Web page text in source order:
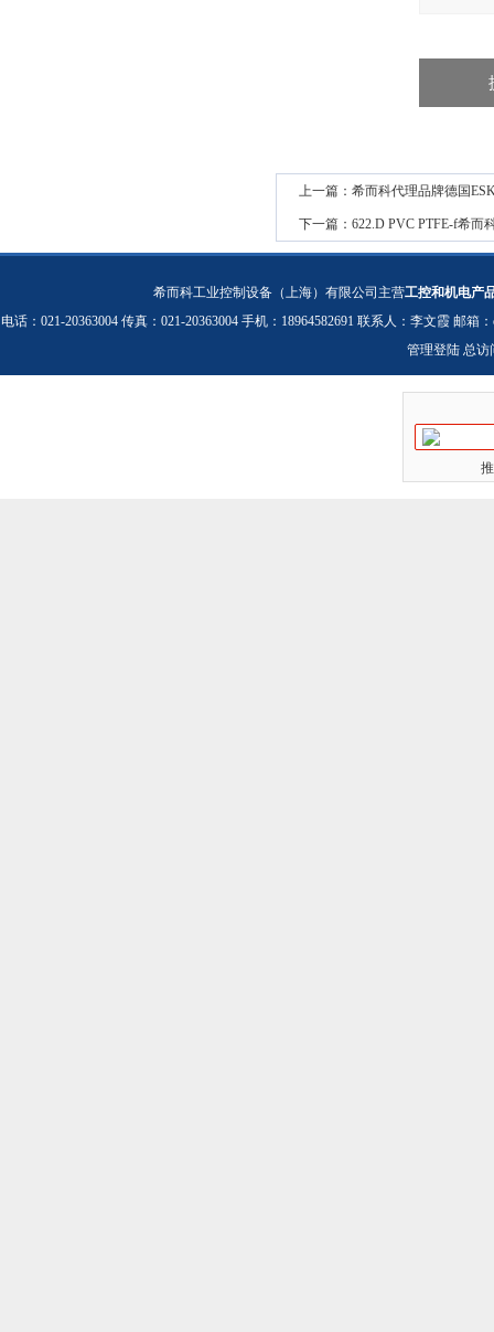
上一篇： 希而科代理品牌德国
下一篇： 622.D PVC PTFE-f希而
希而科工业控制设备（上海）有限公司主营工控和机电产
电话：021-20363004 传真：021-20363004 手机：18964582691 联系人：李文霞 邮箱：
管理登陆 总访